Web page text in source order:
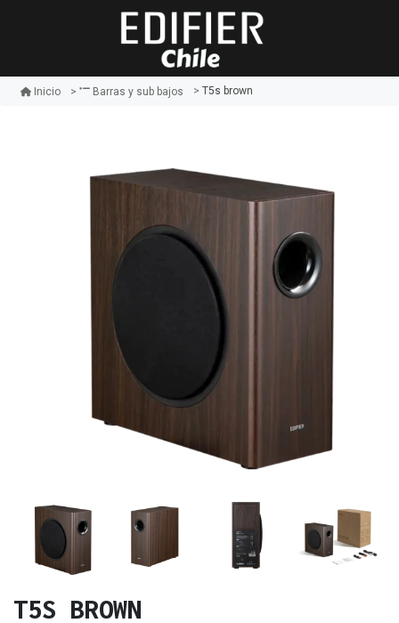
Inicio Barras y sub bajos T5s brown
T5S BROWN